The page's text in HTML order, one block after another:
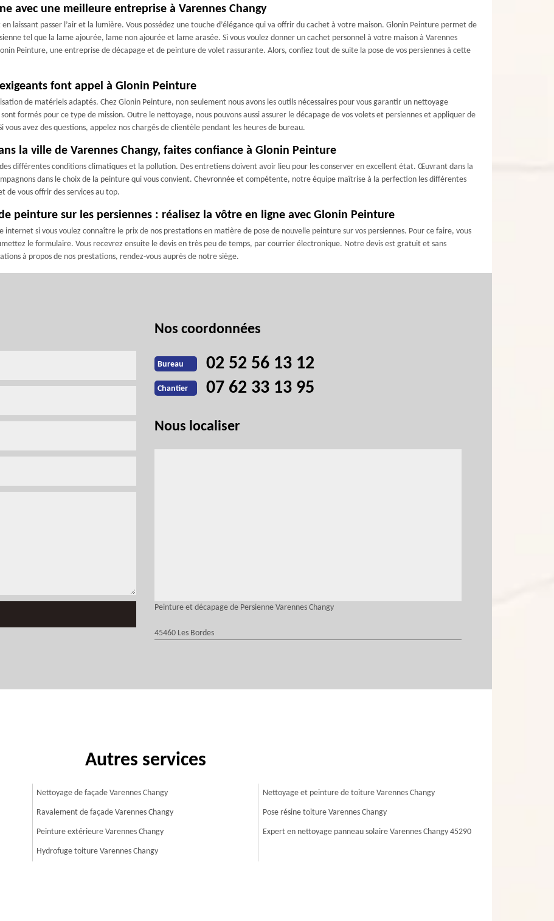
avec une meilleure entreprise à Varennes Changy
laissant passer l’air et la lumière. Vous possédez une touche d’élégance qui va offrir du cachet à votre maison. Glonin Peinture permet de
tel que la lame ajourée, lame non ajourée et lame arasée. Si vous voulez donner un cachet personnel à votre maison à Varennes
Peinture, une entreprise de décapage et de peinture de volet rassurante. Alors, confiez tout de suite la pose de vos persiennes à cette
font appel à Glonin Peinture
de matériels adaptés. Chez Glonin Peinture, non seulement nous avons les outils nécessaires pour vous garantir un nettoyage
formés pour ce type de mission. Outre le nettoyage, nous pouvons aussi assurer le décapage de vos volets et persiennes et appliquer de
avez des questions, appelez nos chargés de clientèle pendant les heures de bureau.
la ville de Varennes Changy, faites confiance à Glonin Peinture
différentes conditions climatiques et la pollution. Des entretiens doivent avoir lieu pour les conserver en excellent état. Œuvrant dans la
dans le choix de la peinture qui vous convient. Chevronnée et compétente, notre équipe maîtrise à la perfection les différentes
de vous offrir des services au top.
peinture sur les persiennes : réalisez la vôtre en ligne avec Glonin Peinture
internet si vous voulez connaître le prix de nos prestations en matière de pose de nouvelle peinture sur vos persiennes. Pour ce faire, vous
le formulaire. Vous recevrez ensuite le devis en très peu de temps, par courrier électronique. Notre devis est gratuit et sans
à propos de nos prestations, rendez-vous auprès de notre siège.
Nos coordonnées
Bureau 02 52 56 13 12
Chantier 07 62 33 13 95
Nous localiser
Peinture et décapage de Persienne Varennes Changy
45460 Les Bordes
Autres services
Nettoyage de façade Varennes Changy
Ravalement de façade Varennes Changy
Peinture extérieure Varennes Changy
Hydrofuge toiture Varennes Changy
Nettoyage et peinture de toiture Varennes Changy
Pose résine toiture Varennes Changy
Expert en nettoyage panneau solaire Varennes Changy 45290